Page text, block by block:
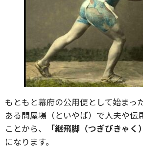
もともと幕府の公用便として始まっ
ある問屋場（といやば）で人夫や伝
ことから、
「継飛脚（つぎびきゃく
になります。